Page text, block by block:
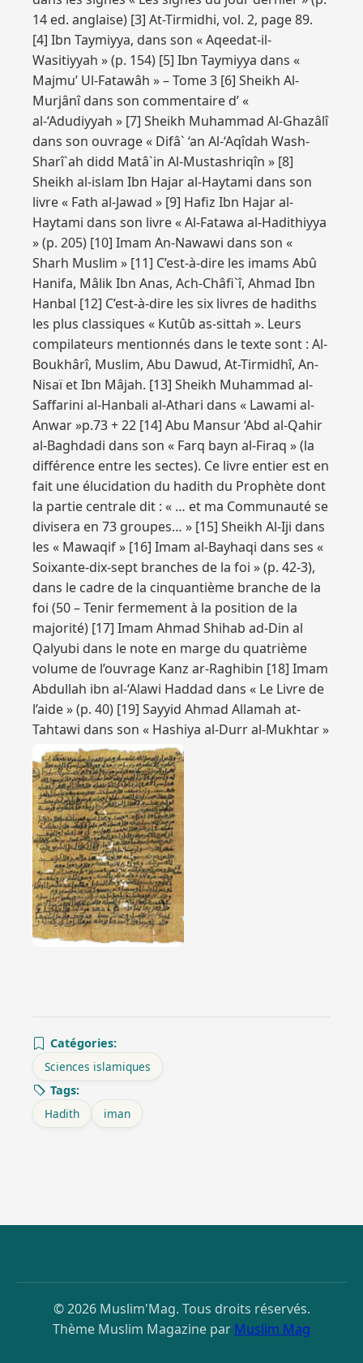
Catégories:
Sciences islamiques
Tags:
Hadith
iman
© 2026 Muslim'Mag. Tous droits réservés.
Thème Muslim Magazine par Muslim Mag